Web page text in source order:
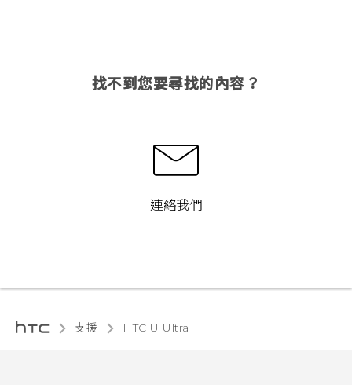
找不到您要尋找的內容？
連絡我們
支援 HTC U Ultra‎